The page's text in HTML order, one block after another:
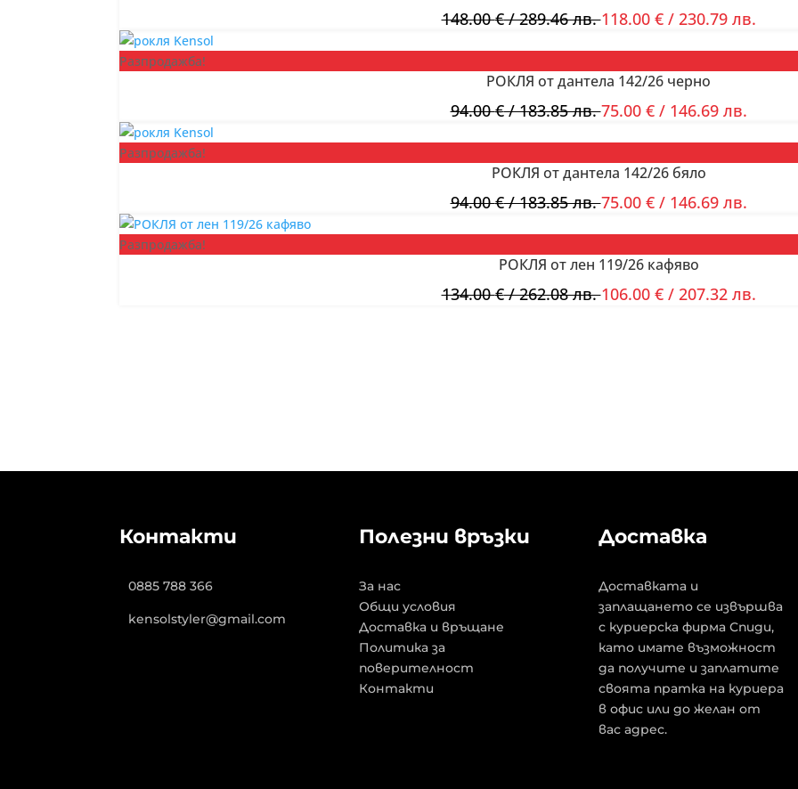
148.00€/ 289.46 лв.118.00 €/ 230.79 лв.
Разпродажба!
РОКЛЯ от дантела 142/26 черно
94.00€/ 183.85 лв.75.00 €/ 146.69 лв.
Разпродажба!
РОКЛЯ от дантела 142/26 бяло
94.00€/ 183.85 лв.75.00 €/ 146.69 лв.
Разпродажба!
РОКЛЯ от лен 119/26 кафяво
134.00€/ 262.08 лв.106.00 €/ 207.32 лв.
Контакти
0885 788 366
kensolstyler@gmail.com
Полезни връзки
За нас
Общи условия
Доставка и връщане
Политика за
поверителност
Контакти
Доставка
Доставката и
заплащането се извършва
с куриерска фирма Спиди,
като имате възможност
да получите и заплатите
своята пратка на куриера
в офис или до желан от
вас адрес.